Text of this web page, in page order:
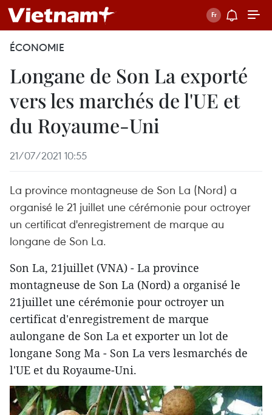
ÉCONOMIE
Longane de Son La exporté
vers les marchés de l'UE et
du Royaume-Uni
21/07/2021 10:55
La province montagneuse de Son La (Nord) a
organisé le 21 juillet une cérémonie pour octroyer
un certificat d'enregistrement de marque au
longane de Son La.
Son La, 21juillet (VNA) - La province
montagneuse de Son La (Nord) a organisé le
21juillet une cérémonie pour octroyer un
certificat d'enregistrement de marque
aulongane de Son La et exporter un lot de
longane Song Ma - Son La vers lesmarchés de
l'UE et du Royaume-Uni.